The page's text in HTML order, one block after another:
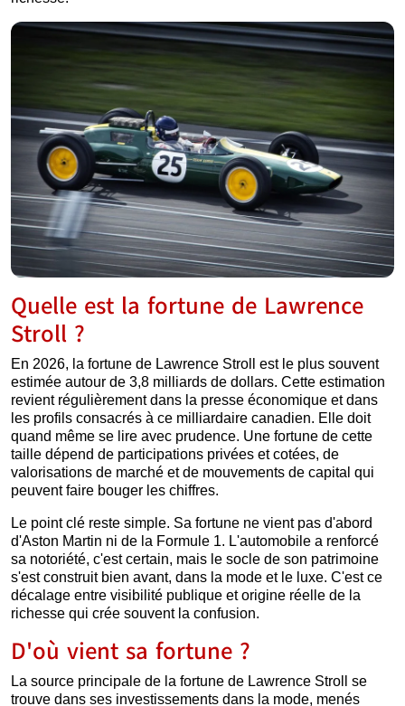
Quelle est la fortune de Lawrence
Stroll ?
En 2026, la fortune de Lawrence Stroll est le plus souvent
estimée autour de 3,8 milliards de dollars. Cette estimation
revient régulièrement dans la presse économique et dans
les profils consacrés à ce milliardaire canadien. Elle doit
quand même se lire avec prudence. Une fortune de cette
taille dépend de participations privées et cotées, de
valorisations de marché et de mouvements de capital qui
peuvent faire bouger les chiffres.
Le point clé reste simple. Sa fortune ne vient pas d'abord
d'Aston Martin ni de la Formule 1. L'automobile a renforcé
sa notoriété, c'est certain, mais le socle de son patrimoine
s'est construit bien avant, dans la mode et le luxe. C'est ce
décalage entre visibilité publique et origine réelle de la
richesse qui crée souvent la confusion.
D'où vient sa fortune ?
La source principale de la fortune de Lawrence Stroll se
trouve dans ses investissements dans la mode, menés